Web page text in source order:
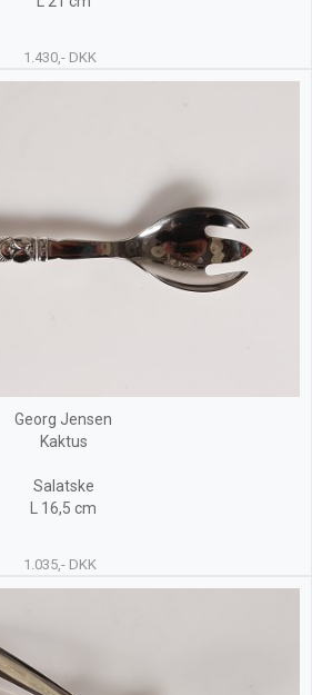
1.430,- DKK
Georg Jensen
Kaktus
Salatske
L 16,5 cm
1.035,- DKK